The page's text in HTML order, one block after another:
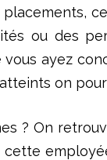
ou des
vous ayez
on
? On